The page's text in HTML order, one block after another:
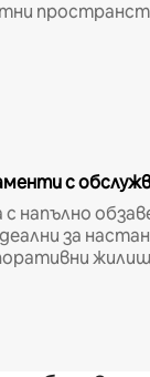
с
напълно
за